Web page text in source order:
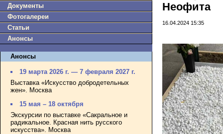
Документы
Фотогалереи
Статьи
Анонсы
Анонсы
19 марта 2026 г. — 7 февраля 2027 г.
Выставка «Искусство добродетельных
жен». Москва
15 мая – 18 октября
Экскурсии по выставке «Сакральное и
радикальное. Красная нить русского
искусства». Москва
Неофита
16.04.2024 15:35